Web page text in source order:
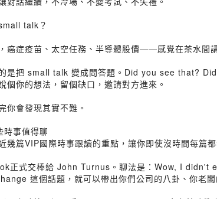
talk？
癌症疫苗、太空任務、半導體股價——感覺在茶水間
是把 small talk 變成問答題。Did you see that?
你的想法，留個缺口，邀請對方進來。
你會發現其實不難。
時事值得聊
幾篇VIP國際時事跟讀的重點，讓你即使沒時間每篇
正式交棒給 John Turnus。聊法是：Wow, I
這個話題，就可以帶出你們公司的八卦、你老